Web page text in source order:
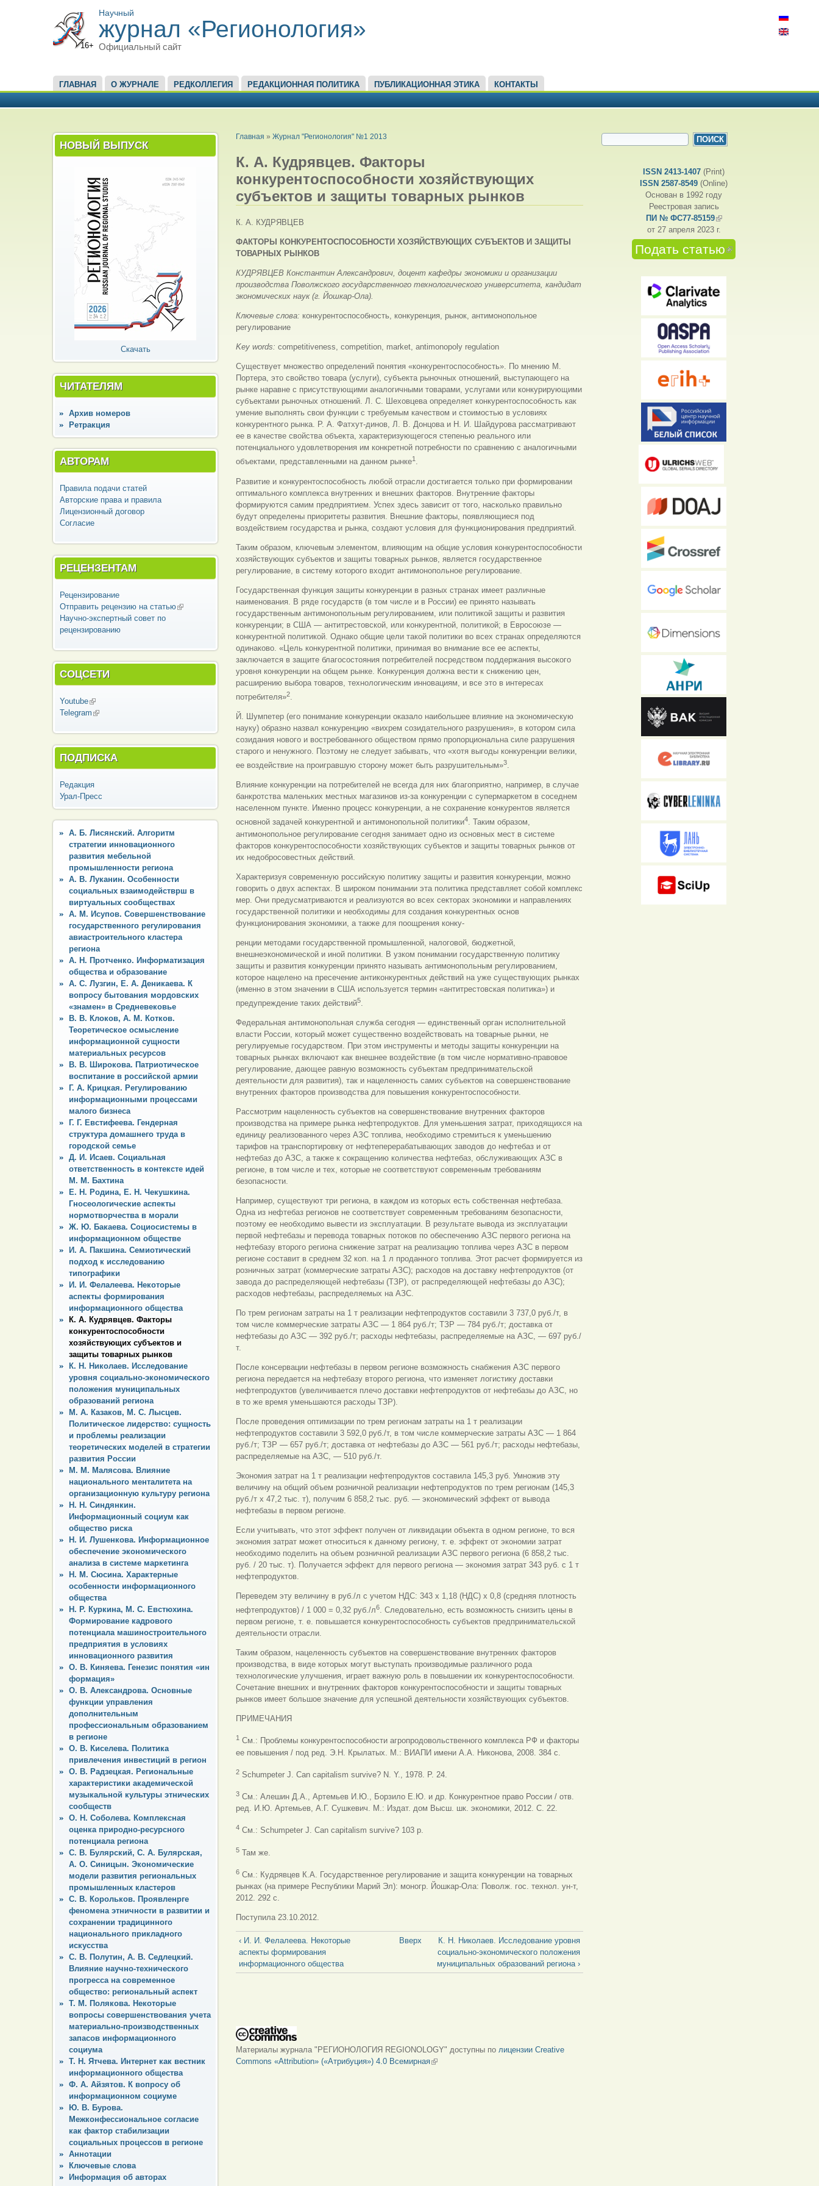
16+
Научный
журнал «Регионология»
Официальный сайт
ГЛАВНОЕ МЕНЮ
ГЛАВНАЯ О ЖУРНАЛЕ РЕДКОЛЛЕГИЯ РЕДАКЦИОННАЯ ПОЛИТИКА ПУБЛИКАЦИОННАЯ ЭТИКА КОНТАКТЫ
НОВЫЙ ВЫПУСК
Скачать
ЧИТАТЕЛЯМ
Архив номеров
Ретракция
АВТОРАМ
Правила подачи статей
Авторские права и правила
Лицензионный договор
Согласие
РЕЦЕНЗЕНТАМ
Рецензирование
Отправить рецензию на статью(внешняя
Научно-экспертный совет по
рецензированию
СОЦСЕТИ
Youtube(внешняя ссылка)
Telegram (внешняя ссылка)
ПОДПИСКА
Редакция
Урал-Пресс
А. Б. Лисянский. Алгоритм
стратегии инновационного
развития мебельной
промышленности региона
А. В. Луканин. Особенности
социальных взаимодействрш в
виртуальных сообществах
А. М. Исупов. Совершенствование
государственного регулирования
авиастроительного кластера
региона
А. Н. Протченко. Информатизация
общества и образование
А. С. Лузгин, Е. А. Деникаева. К
вопросу бытования мордовских
«знамен» в Средневековье
В. В. Клоков, А. М. Котков.
Теоретическое осмысление
информационной сущности
материальных ресурсов
В. В. Широкова. Патриотическое
воспитание в российской армии
Г. А. Крицкая. Регулированию
информационными процессами
малого бизнеса
Г. Г. Евстифеева. Гендерная
структура домашнего труда в
городской семье
Д. И. Исаев. Социальная
ответственность в контексте идей
М. М. Бахтина
Е. Н. Родина, Е. Н. Чекушкина.
Гносеологические аспекты
нормотворчества в морали
Ж. Ю. Бакаева. Социосистемы в
информационном обществе
И. А. Пакшина. Семиотический
подход к исследованию
типографики
И. И. Фелалеева. Некоторые
аспекты формирования
информационного общества
К. А. Кудрявцев. Факторы
конкурентоспособности
хозяйствующих субъектов и
защиты товарных рынков
К. Н. Николаев. Исследование
уровня социально-экономического
положения муниципальных
образований региона
М. А. Казаков, М. С. Лысцев.
Политическое лидерство: сущность
и проблемы реализации
теоретических моделей в стратегии
развития России
М. М. Малясова. Влияние
национального менталитета на
организационную культуру региона
Н. Н. Синдянкин.
Информационный социум как
общество риска
Н. И. Лушенкова. Информационное
обеспечение экономического
анализа в системе маркетинга
Н. М. Сюсина. Характерные
особенности информационного
общества
Н. Р. Куркина, М. С. Евстюхина.
Формирование кадрового
потенциала машиностроительного
предприятия в условиях
инновационного развития
О. В. Киняева. Генезис понятия «ин
формация»
О. В. Александрова. Основные
функции управления
дополнительным
профессиональным образованием
в регионе
О. В. Киселева. Политика
привлечения инвестиций в регион
О. В. Радзецкая. Региональные
характеристики академической
музыкальной культуры этнических
сообществ
О. Н. Соболева. Комплексная
оценка природно-ресурсного
потенциала региона
С. В. Булярский, С. А. Булярская,
А. О. Синицын. Экономические
модели развития региональных
промышленных кластеров
С. В. Корольков. Проявленрге
феномена этничности в развитии и
сохранении традицинного
национального прикладного
искусства
С. В. Полутин, А. В. Седлецкий.
Влияние научно-технического
прогресса на современное
общество: региональный аспект
Т. М. Полякова. Некоторые
вопросы совершенствования учета
материально-производственных
запасов информационного
социума
Т. Н. Ятчева. Интернет как вестник
информационного общества
Ф. А. Айзятов. К вопросу об
информационном социуме
Ю. В. Бурова.
Межконфессиональное согласие
как фактор стабилизации
социальных процессов в регионе
Аннотации
Ключевые слова
Информация об авторах
ВЫ ЗДЕСЬ
Главная » Журнал "Регионология" №1 2013
К. А. Кудрявцев. Факторы
конкурентоспособности хозяйствующих
субъектов и защиты товарных рынков
К. А. КУДРЯВЦЕВ
ФАКТОРЫ КОНКУРЕНТОСПОСОБНОСТИ ХОЗЯЙСТВУЮЩИХ СУБЪЕКТОВ И ЗАЩИТЫ
ТОВАРНЫХ РЫНКОВ
КУДРЯВЦЕВ Константин Александрович, доцент кафедры экономики и организации
производства Поволжского государственного технологического университета, кандидат
экономических наук (г. Йошкар-Ола).
Ключевые слова: конкурентоспособность, конкуренция, рынок, антимонопольное
регулирование
Key words: competitiveness, competition, market, antimonopoly regulation
Существует множество определений понятия «конкурентоспособность». По мнению М.
Портера, это свойство товара (услуги), субъекта рыночных отношений, выступающего на
рынке наравне с присутствующими аналогичными товарами, услугами или конкурирующими
субъектами рыночных отношений. Л. С. Шеховцева определяет конкурентоспособность как
умение выполнять свои функции с требуемым качеством и стоимостью в условиях
конкурентного рынка. Р. А. Фатхут-динов, Л. В. Донцова и Н. И. Шайдурова рассматривают
ее в качестве свойства объекта, характеризующегося степенью реального или
потенциального удовлетворения им конкретной потребности по сравнению с аналогичными
объектами, представленными на данном рынке1 .
Развитие и конкурентоспособность любой отрасли достигается только при формировании
оптимального комплекса внутренних и внешних факторов. Внутренние факторы
формируются самим предприятием. Успех здесь зависит от того, насколько правильно
будут определены приоритеты развития. Внешние факторы, появляющиеся под
воздействием государства и рынка, создают условия для функционирования предприятий.
Таким образом, ключевым элементом, влияющим на общие условия конкурентоспособности
хозяйствующих субъектов и защиты товарных рынков, является государственное
регулирование, в систему которого входит антимонопольное регулирование.
Государственная функция защиты конкуренции в разных странах имеет различные
наименования. В ряде государств (в том числе и в России) ее принято называть
государственным антимонопольным регулированием, или политикой защиты и развития
конкуренции; в США — антитрестовской, или конкурентной, политикой; в Евросоюзе —
конкурентной политикой. Однако общие цели такой политики во всех странах определяются
одинаково. «Цель конкурентной политики, принимая во внимание все ее аспекты,
заключается в защите благосостояния потребителей посредством поддержания высокого
уровня конкуренции на общем рынке. Конкуренция должна вести к снижению цен,
расширению выбора товаров, технологическим инновациям, и все это в интересах
потребителя»2.
Й. Шумпетер (его понимание конкуренции оказало наибольшее влияние на экономическую
науку) образно назвал конкуренцию «вихрем созидательного разрушения», в котором сила
созидания нового и востребованного обществом прямо пропорциональна силе разрушения
старого и ненужного. Поэтому не следует забывать, что «хотя выгоды конкуренции велики,
ее воздействие на проигравшую сторону может быть разрушительным»3.
Влияние конкуренции на потребителей не всегда для них благоприятно, например, в случае
банкротства маленьких местных магазинов из-за конкуренции с супермаркетом в соседнем
населенном пункте. Именно процесс конкуренции, а не сохранение конкурентов является
основной задачей конкурентной и антимонопольной политики4. Таким образом,
антимонопольное регулирование сегодня занимает одно из основных мест в системе
факторов конкурентоспособности хозяйствующих субъектов и защиты товарных рынков от
их недобросовестных действий.
Характеризуя современную российскую политику защиты и развития конкуренции, можно
говорить о двух аспектах. В широком понимании эта политика представляет собой комплекс
мер. Они предусматриваются и реализуются во всех секторах экономики и направлениях
государственной политики и необходимы для создания конкурентных основ
функционирования экономики, а также для поощрения конку-
ренции методами государственной промышленной, налоговой, бюджетной,
внешнеэкономической и иной политики. В узком понимании государственную политику
защиты и развития конкуренции принято называть антимонопольным регулированием,
которое нацелено на пресечение антиконкурентных действий на уже существующих рынках
(именно в этом значении в США используется термин «антитрестовская политика») и
предупреждение таких действий5.
Федеральная антимонопольная служба сегодня — единственный орган исполнительной
власти России, который может существенно воздействовать на товарные рынки, не
регулируемые государством. При этом инструменты и методы защиты конкуренции на
товарных рынках включают как внешнее воздействие (в том числе нормативно-правовое
регулирование, дающее равную возможность субъектам предпринимательской
деятельности для развития), так и нацеленность самих субъектов на совершенствование
внутренних факторов производства для повышения конкурентоспособности.
Рассмотрим нацеленность субъектов на совершенствование внутренних факторов
производства на примере рынка нефтепродуктов. Для уменьшения затрат, приходящихся на
единицу реализованного через АЗС топлива, необходимо стремиться к уменьшению
тарифов на транспортировку от нефтеперерабатывающих заводов до нефтебаз и от
нефтебаз до АЗС, а также к сокращению количества нефтебаз, обслуживающих АЗС в
регионе, в том числе и тех, которые не соответствуют современным требованиям
безопасности.
Например, существуют три региона, в каждом из которых есть собственная нефтебаза.
Одна из нефтебаз регионов не соответствует современным требованиям безопасности,
поэтому ее необходимо вывести из эксплуатации. В результате вывода из эксплуатации
первой нефтебазы и перевода товарных потоков по обеспечению АЗС первого региона на
нефтебазу второго региона снижение затрат на реализацию топлива через АЗС в первом
регионе составит в среднем 32 коп. на 1 л проданного топлива. Этот расчет формируется из
розничных затрат (коммерческие затраты АЗС); расходов на доставку нефтепродуктов (от
завода до распределяющей нефтебазы (ТЗР), от распределяющей нефтебазы до АЗС);
расходов нефтебазы, распределяемых на АЗС.
По трем регионам затраты на 1 т реализации нефтепродуктов составили 3 737,0 руб./т, в
том числе коммерческие затраты АЗС — 1 864 руб./т; ТЗР — 784 руб./т; доставка от
нефтебазы до АЗС — 392 руб./т; расходы нефтебазы, распределяемые на АЗС, — 697 руб./
т.
После консервации нефтебазы в первом регионе возможность снабжения АЗС первого
региона передается на нефтебазу второго региона, что изменяет логистику доставки
нефтепродуктов (увеличивается плечо доставки нефтепродуктов от нефтебазы до АЗС, но
в то же время уменьшаются расходы ТЗР).
После проведения оптимизации по трем регионам затраты на 1 т реализации
нефтепродуктов составили 3 592,0 руб./т, в том числе коммерческие затраты АЗС — 1 864
руб./т; ТЗР — 657 руб./т; доставка от нефтебазы до АЗС — 561 руб./т; расходы нефтебазы,
распределяемые на АЗС, — 510 руб./т.
Экономия затрат на 1 т реализации нефтепродуктов составила 145,3 руб. Умножив эту
величину на общий объем розничной реализации нефтепродуктов по трем регионам (145,3
руб./т х 47,2 тыс. т), получим 6 858,2 тыс. руб. — экономический эффект от вывода
нефтебазы в первом регионе.
Если учитывать, что этот эффект получен от ликвидации объекта в одном регионе, то вся
экономия затрат может относиться к данному региону, т. е. эффект от экономии затрат
необходимо поделить на объем розничной реализации АЗС первого региона (6 858,2 тыс.
руб. / 20 тыс. т). Получается эффект для первого региона — экономия затрат 343 руб. с 1 т
нефтепродуктов.
Переведем эту величину в руб./л с учетом НДС: 343 х 1,18 (НДС) х 0,8 (средняя плотность
нефтепродуктов) / 1 000 = 0,32 руб./л6. Следовательно, есть возможность снизить цены в
первом регионе, т. е. повышается конкурентоспособность субъектов предпринимательской
деятельности отрасли.
Таким образом, нацеленность субъектов на совершенствование внутренних факторов
производства, в виде которых могут выступать производимые различного рода
технологические улучшения, играет важную роль в повышении их конкурентоспособности.
Сочетание внешних и внутренних факторов конкурентоспособности и защиты товарных
рынков имеет большое значение для успешной деятельности хозяйствующих субъектов.
ПРИМЕЧАНИЯ
1 См.: Проблемы конкурентоспособности агропродовольственного комплекса РФ и факторы
ее повышения / под ред. Э.Н. Крылатых. М.: ВИАПИ имени А.А. Никонова, 2008. 384 с.
2 Schumpeter J. Can capitalism survive? N. Y., 1978. Р. 24.
3 См.: Алешин Д.А., Артемьев И.Ю., Борзило Е.Ю. и др. Конкурентное право России / отв.
ред. И.Ю. Артемьев, А.Г. Сушкевич. М.: Издат. дом Высш. шк. экономики, 2012. С. 22.
4 См.: Schumpeter J. Can capitalism survive? 103 р.
5 Там же.
6 См.: Кудрявцев К.А. Государственное регулирование и защита конкуренции на товарных
рынках (на примере Республики Марий Эл): моногр. Йошкар-Ола: Поволж. гос. технол. ун-т,
2012. 292 с.
Поступила 23.10.2012.
‹ И. И. Фелалеева. Некоторые
аспекты формирования
информационного общества
Вверх
К. Н. Николаев. Исследование уровня
социально-экономического положения
муниципальных образований региона ›
Материалы журнала "РЕГИОНОЛОГИЯ REGIONOLOGY" доступны по лицензии Creative
Commons «Attribution» («Атрибуция») 4.0 Всемирная(внешняя ссылка)
ФОРМА ПОИСКА
ISSN 2413-1407 (Print)
ISSN 2587-8549 (Online)
Основан в 1992 году
Реестровая запись
ПИ № ФС77-85159(внешняя ссылка)
от 27 апреля 2023 г.
Подать статью